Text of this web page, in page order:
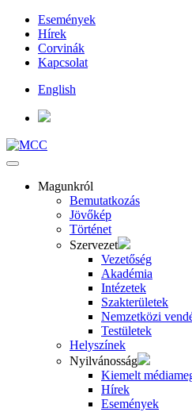
Események
Hírek
Corvinák
Kapcsolat
English
Magunkról
Bemutatkozás
Jövőkép
Történet
Szervezet
Vezetőség
Akadémia
Intézetek
Szakterületek
Nemzetközi
Testületek
Helyszínek
Nyilvánosság
Kiemelt
Hírek
Események